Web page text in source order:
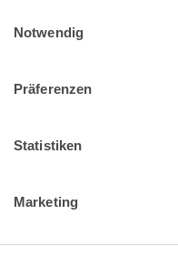
Impressum
Notwendig
Präferenzen
Statistiken
Marketing
Muster
Barrierefreiheit